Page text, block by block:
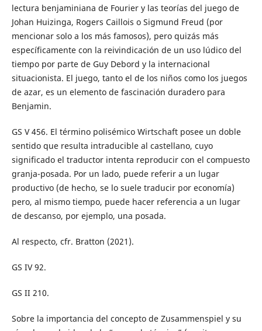
lectura benjaminiana de Fourier y las teorías del juego de
Johan Huizinga, Rogers Caillois o Sigmund Freud (por
mencionar solo a los más famosos), pero quizás más
específicamente con la reivindicación de un uso lúdico del
tiempo por parte de Guy Debord y la internacional
situacionista. El juego, tanto el de los niños como los juegos
de azar, es un elemento de fascinación duradero para
Benjamin.
GS V 456. El término polisémico Wirtschaft posee un doble
sentido que resulta intraducible al castellano, cuyo
significado el traductor intenta reproducir con el compuesto
granja-posada. Por un lado, puede referir a un lugar
productivo (de hecho, se lo suele traducir por economía)
pero, al mismo tiempo, puede hacer referencia a un lugar
de descanso, por ejemplo, una posada.
Al respecto, cfr. Bratton (2021).
GS IV 92.
GS II 210.
Sobre la importancia del concepto de Zusammenspiel y su